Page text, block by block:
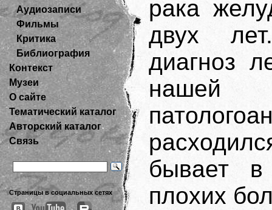
Аудиозаписи
Фильмы
Критика
Библиография
Контекст
Музеи
О сайте
Тематический каталог
Авторский каталог
Связь
Страницы в социальных сетях
рака
двух
диагноз
бывает
плохих